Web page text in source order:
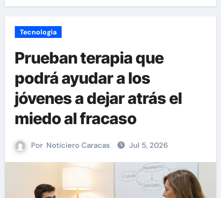
Tecnología
Prueban terapia que
podrá ayudar a los
jóvenes a dejar atrás el
miedo al fracaso
Por Noticiero Caracas Jul 5, 2026